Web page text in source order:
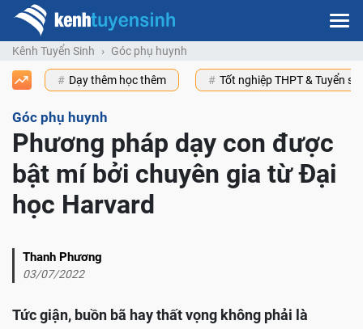
Kênh Tuyển Sinh Góc phụ huynh
Dạy thêm học thêm Tốt nghiệp THPT & Tuyển
Góc phụ huynh
Phương pháp dạy con được
bật mí bởi chuyên gia từ Đại
học Harvard
Thanh Phương
03/07/2022
Tức giận, buồn bã hay thất vọng không phải là